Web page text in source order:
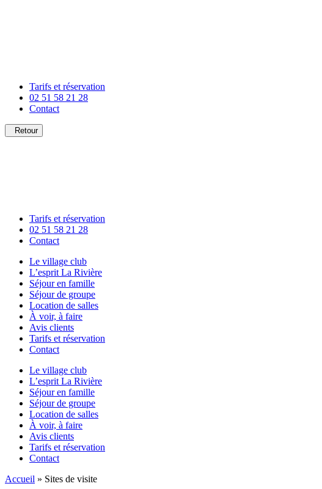
Tarifs et réservation
02 51 58 21 28
Contact
Retour
Tarifs et réservation
02 51 58 21 28
Contact
Le village club
L’esprit La Rivière
Séjour en famille
Séjour de groupe
Location de salles
À voir, à faire
Avis clients
Tarifs et réservation
Contact
Le village club
L’esprit La Rivière
Séjour en famille
Séjour de groupe
Location de salles
À voir, à faire
Avis clients
Tarifs et réservation
Contact
Accueil » Sites de visite